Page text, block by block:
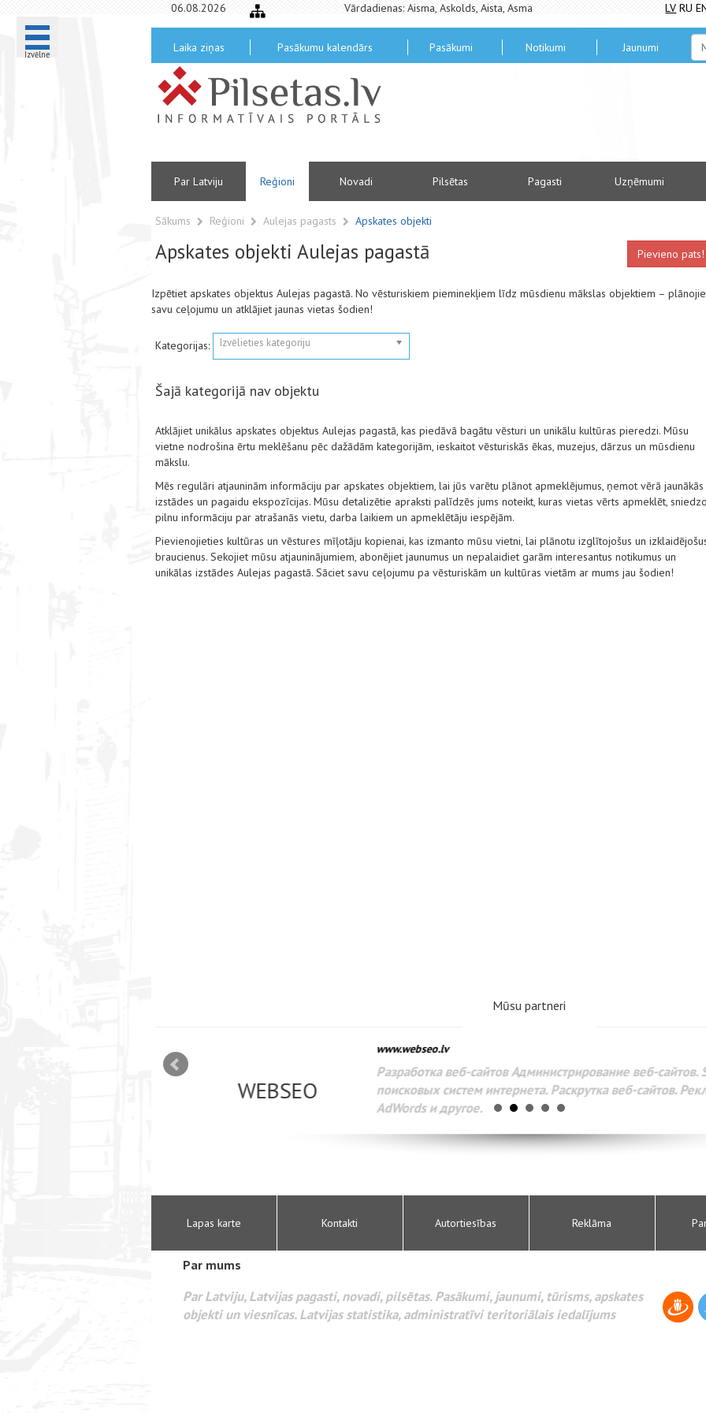
Izvēlne
06.08.2026 Vārdadienas: Aisma, Askolds, Aista, Asma LV RU
Laika ziņas Pasākumu kalendārs Pasākumi Notikumi Jaunumi
Par Latviju Reģioni Novadi Pilsētas Pagasti Uzņēmumi
Sākums Reģioni Aulejas pagasts Apskates objekti
Apskates objekti Aulejas pagastā Pievieno pats!
Izpētiet apskates objektus Aulejas pagastā. No vēsturiskiem pieminekļiem līdz mūsdienu mākslas objektiem –
savu ceļojumu un atklājiet jaunas vietas šodien!
Kategorijas: Izvēlieties kategoriju
Šajā kategorijā nav objektu
Atklājiet unikālus apskates objektus Aulejas pagastā, kas piedāvā bagātu vēsturi un unikālu kultūras pieredzi. Mūsu
vietne nodrošina ērtu meklēšanu pēc dažādām kategorijām, ieskaitot vēsturiskās ēkas, muzejus, dārzus un mūsdienu
mākslu.
Mēs regulāri atjauninām informāciju par apskates objektiem, lai jūs varētu plānot apmeklējumus, ņemot vērā jaunākās
izstādes un pagaidu ekspozīcijas. Mūsu detalizētie apraksti palīdzēs jums noteikt, kuras vietas vērts apmeklēt,
pilnu informāciju par atrašanās vietu, darba laikiem un apmeklētāju iespējām.
Pievienojieties kultūras un vēstures mīļotāju kopienai, kas izmanto mūsu vietni, lai plānotu izglītojošus un
braucienus. Sekojiet mūsu atjauninājumiem, abonējiet jaunumus un nepalaidiet garām interesantus notikumus un
unikālas izstādes Aulejas pagastā. Sāciet savu ceļojumu pa vēsturiskām un kultūras vietām ar mums jau šodien!
Mūsu partneri
WEBSEO
www.webseo.lv
Разработка веб-сайтов Администрирование веб-сайтов.
поисковых систем интернета. Раскрутка веб-сайтов.
AdWords и другое.
Lapas karte Kontakti Autortiesības Reklāma
Par mums
Par Latviju, Latvijas pagasti, novadi, pilsētas. Pasākumi, jaunumi, tūrisms, apskates
objekti un viesnīcas. Latvijas statistika, administratīvi teritoriālais iedalījums